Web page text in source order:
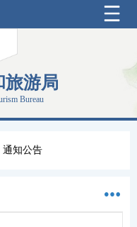
旅游局
Bureau
通知公告